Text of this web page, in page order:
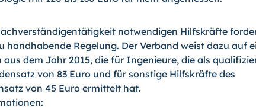
notwendigen Hilfskräfte
handhabende Regelung. Der Verband weist dazu auf
dem Jahr 2015, die für Ingenieure, die als
von 83 Euro und für sonstige Hilfskräfte des
von 45 Euro ermittelt hat.